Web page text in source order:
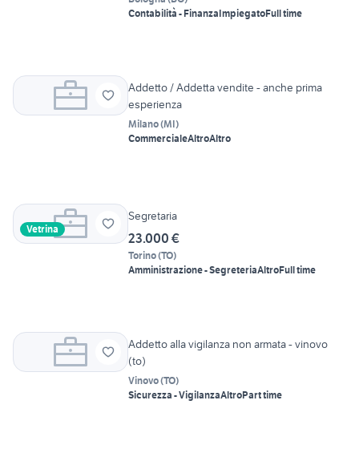
Contabilità - FinanzaImpiegatoFull time
Addetto / Addetta vendite - anche prima
esperienza
Milano(MI)
CommercialeAltroAltro
Vetrina
Segretaria
23.000 €
Torino(TO)
Amministrazione - SegreteriaAltroFull time
Addetto alla vigilanza non armata - vinovo
(to)
Vinovo(TO)
Sicurezza - VigilanzaAltroPart time